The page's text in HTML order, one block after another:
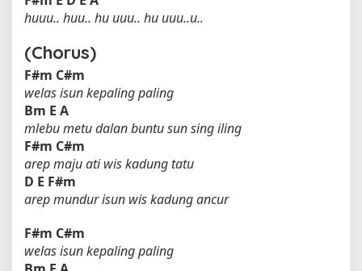
huuu.. huu.. hu uuu.. hu uuu..u..
(Chorus)
F#m C#m
welas isun kepaling paling
Bm E A
mlebu metu dalan buntu sun sing iling
F#m C#m
arep maju ati wis kadung tatu
D E F#m
arep mundur isun wis kadung ancur
F#m C#m
welas isun kepaling paling